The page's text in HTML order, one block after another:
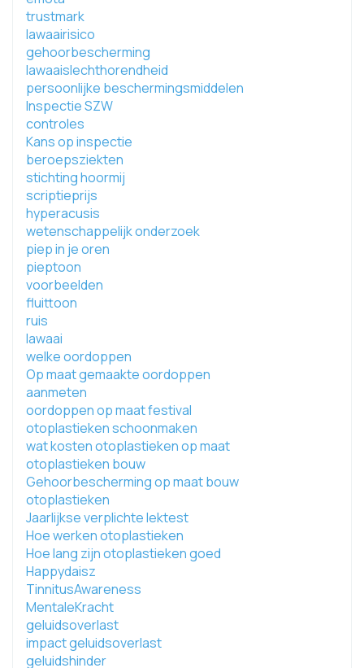
trustmark
lawaairisico
gehoorbescherming
lawaaislechthorendheid
persoonlijke beschermingsmiddelen
Inspectie SZW
controles
Kans op inspectie
beroepsziekten
stichting hoormij
scriptieprijs
hyperacusis
wetenschappelijk onderzoek
piep in je oren
pieptoon
voorbeelden
fluittoon
ruis
lawaai
welke oordoppen
Op maat gemaakte oordoppen
aanmeten
oordoppen op maat festival
otoplastieken schoonmaken
wat kosten otoplastieken op maat
otoplastieken bouw
Gehoorbescherming op maat bouw
otoplastieken
Jaarlijkse verplichte lektest
Hoe werken otoplastieken
Hoe lang zijn otoplastieken goed
Happydaisz
TinnitusAwareness
MentaleKracht
geluidsoverlast
impact geluidsoverlast
geluidshinder